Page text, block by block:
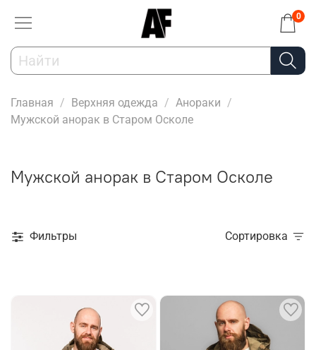
0
Главная Верхняя одежда
Анораки
Мужской анорак в Старом Осколе
Мужской анорак в Старом Осколе
Фильтры Сортировка